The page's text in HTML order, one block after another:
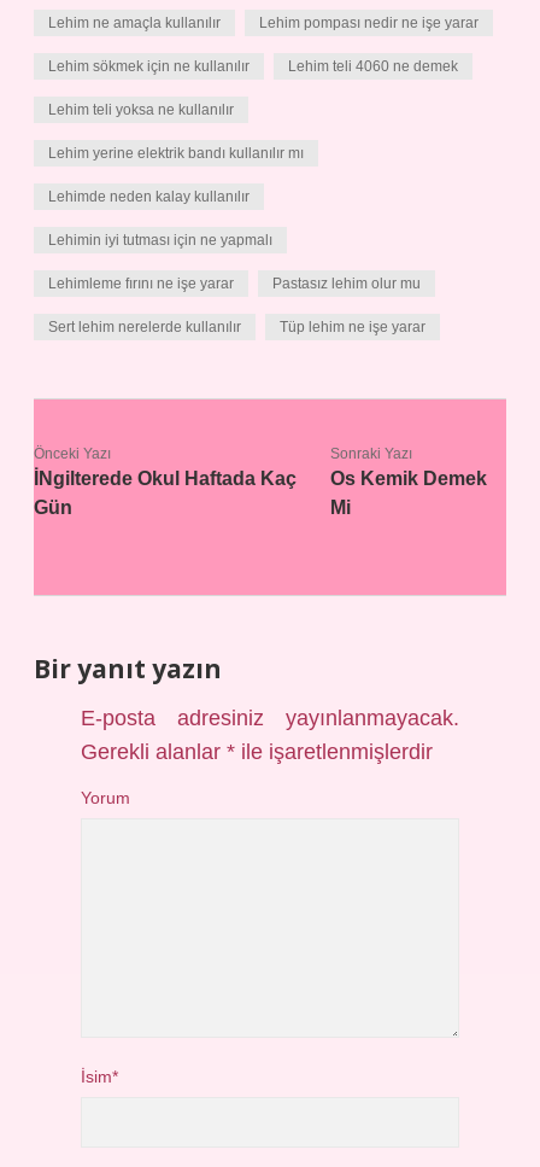
Lehim ne amaçla kullanılır Lehim pompası nedir ne işe yarar
Lehim sökmek için ne kullanılır Lehim teli 4060 ne demek
Lehim teli yoksa ne kullanılır
Lehim yerine elektrik bandı kullanılır mı
Lehimde neden kalay kullanılır
Lehimin iyi tutması için ne yapmalı
Lehimleme fırını ne işe yarar Pastasız lehim olur mu
Sert lehim nerelerde kullanılır Tüp lehim ne işe yarar
Önceki Yazı
İNgilterede Okul Haftada Kaç
Gün
Sonraki Yazı
Os Kemik Demek
Mi
Bir yanıt yazın
E-posta adresiniz yayınlanmayacak.
Gerekli alanlar* ile işaretlenmişlerdir
Yorum
İsim*